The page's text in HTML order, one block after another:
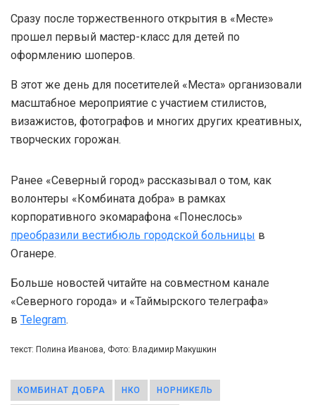
Сразу после торжественного открытия в «Месте»
прошел первый мастер-класс для детей по
оформлению шоперов.
В этот же день для посетителей «Места» организовали
масштабное мероприятие с участием стилистов,
визажистов, фотографов и многих других креативных,
творческих горожан.
Ранее «Северный город» рассказывал о том, как
волонтеры «Комбината добра» в рамках
корпоративного экомарафона «Понеслось»
преобразили вестибюль городской больницы в
Оганере.
Больше новостей читайте на совместном канале
«Северного города» и «Таймырского телеграфа»
в Telegram.
текст: Полина Иванова, Фото: Владимир Макушкин
КОМБИНАТ ДОБРА НКО НОРНИКЕЛЬ